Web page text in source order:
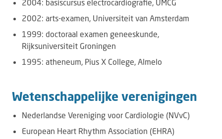
2004: basiscursus electrocardiografie, UMCG
2002: arts-examen, Universiteit van Amsterdam
1999: doctoraal examen geneeskunde,
Rijksuniversiteit Groningen
1995: atheneum, Pius X College, Almelo
Wetenschappelijke verenigingen
Nederlandse Vereniging voor Cardiologie (NVvC)
European Heart Rhythm Association (EHRA)